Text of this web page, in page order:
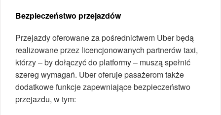
Bezpieczeństwo przejazdów
Przejazdy oferowane za pośrednictwem Uber będą
realizowane przez licencjonowanych partnerów taxi,
którzy – by dołączyć do platformy – muszą spełnić
szereg wymagań. Uber oferuje pasażerom także
dodatkowe funkcje zapewniające bezpieczeństwo
przejazdu, w tym: